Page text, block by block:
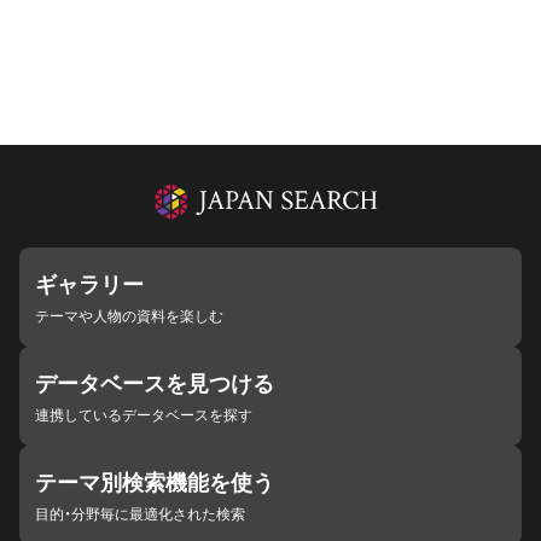
ギャラリー
テーマや人物の資料を楽しむ
データベースを見つける
連携しているデータベースを探す
テーマ別検索機能を使う
目的・分野毎に最適化された検索